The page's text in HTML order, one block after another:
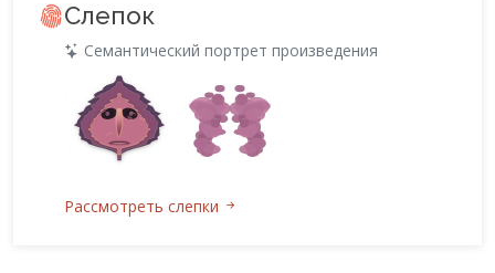
Слепок
Семантический портрет произведения
Рассмотреть слепки